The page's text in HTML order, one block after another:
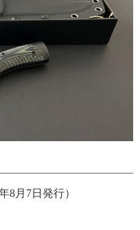
8月7日発行）